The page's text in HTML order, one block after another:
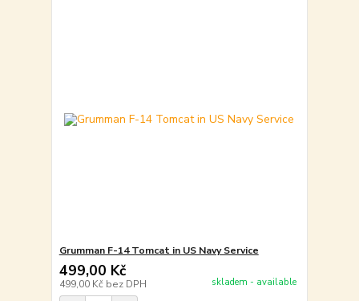
Grumman F-14 Tomcat in US Navy Service
499,00 Kč
499,00 Kč bez DPH skladem - available